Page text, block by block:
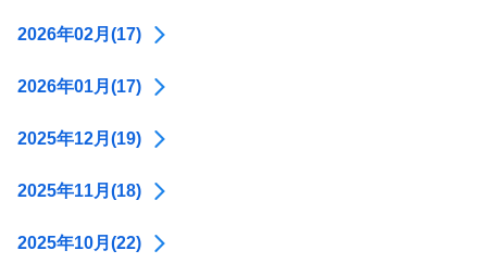
2026年02月(17)
2026年01月(17)
2025年12月(19)
2025年11月(18)
2025年10月(22)